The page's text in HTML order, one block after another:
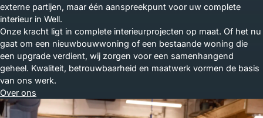
externe partijen, maar één aanspreekpunt voor uw complete
interieur in Well.
Onze kracht ligt in complete interieurprojecten op maat. Of het nu
gaat om een nieuwbouwwoning of een bestaande woning die
een upgrade verdient, wij zorgen voor een samenhangend
geheel. Kwaliteit, betrouwbaarheid en maatwerk vormen de basis
van ons werk.
Over ons